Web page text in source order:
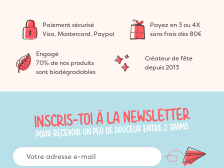
Paiement sécurisé
Visa, Mastercard, Paypal
Payez en 3 ou 4X
sans frais dès 80€
Engagé
70% de nos produits
sont biodégradables
Créateur de fête
depuis 2013
INSCRIS-TOI À LA NEWSLETTER
POUR RECEVOIR UN PEU DE DOUCEUR ENTRE 2 SPAMS